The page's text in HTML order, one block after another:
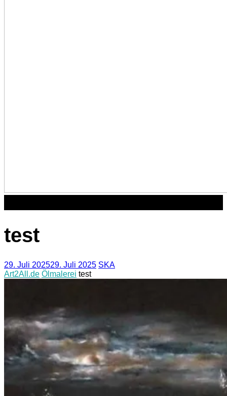
Akt
test
vjhvh
29. Juli 202529. Juli 2025 SKA
Art2All.de Ölmalerei test